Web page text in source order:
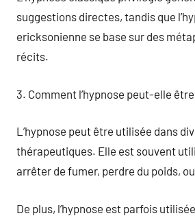
suggestions directes, tandis que
ericksonienne se base sur des
récits.
3. Comment l’hypnose peut-elle
L’hypnose peut être utilisée dans
thérapeutiques. Elle est souvent
arrêter de fumer, perdre du poids,
De plus, l’hypnose est parfois